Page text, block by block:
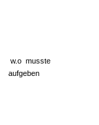
w.o musste
aufgeben